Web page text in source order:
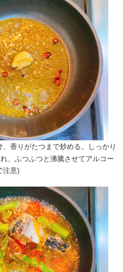
香りがたつまで炒める。しっかり
、ふつふつと沸騰させてアルコー
注意)